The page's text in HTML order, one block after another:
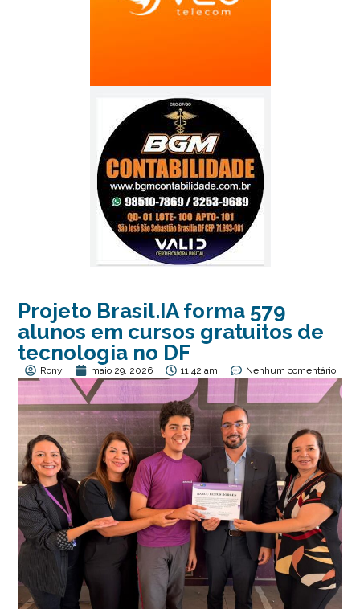
Projeto Brasil.IA forma 579
alunos em cursos gratuitos de
tecnologia no DF
Rony maio 29, 2026 11:42 am Nenhum comentário